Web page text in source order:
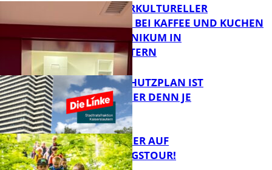
FB News
FB Gesundheit
NEUER INTERKULTURELLER
TREFFPUNKT BEI KAFFEE UND KUCHEN
IM PFALZKLINIKUM IN
KAISERSLAUTERN
EIN HITZESCHUTZPLAN IST
NOTWENDIGER DENN JE
MIT DEM JÄGER AUF
ENTDECKUNGSTOUR!